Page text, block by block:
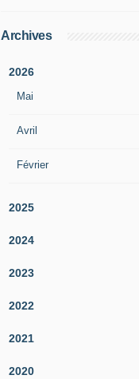
Archives
2026
Mai
Avril
Février
2025
2024
2023
2022
2021
2020